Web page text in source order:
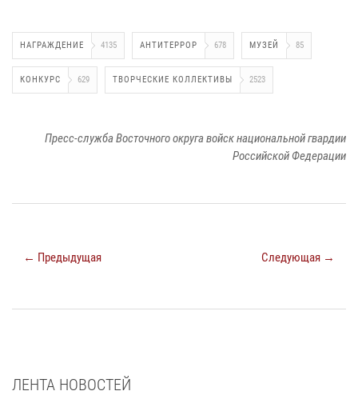
НАГРАЖДЕНИЕ 4135 АНТИТЕРРОР 678 МУЗЕЙ 85
КОНКУРС 629 ТВОРЧЕСКИЕ КОЛЛЕКТИВЫ 2523
Пресс-служба Восточного округа войск национальной гвардии
Российской Федерации
← Предыдущая Следующая →
ЛЕНТА НОВОСТЕЙ